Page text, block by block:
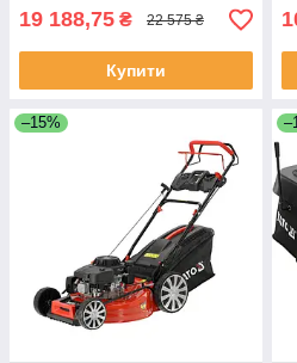
19 188,75 ₴ 22 575 ₴
Купити
–15%